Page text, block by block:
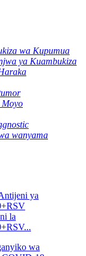
wa Kupumua
ya Kuambukiza
wanyama
la